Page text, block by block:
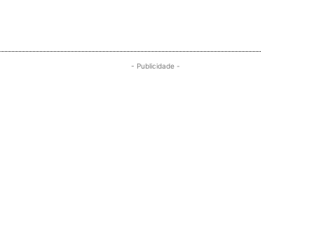
- Publicidade -